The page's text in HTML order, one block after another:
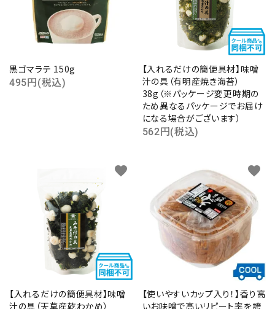
黒ゴマラテ 150g
495円(税込)
【入れるだけの簡便具材】味噌
汁の具（有明産焼き海苔）
38g（※パッケージ変更時期の
ため異なるパッケージでお届け
になる場合がございます）
562円(税込)
【入れるだけの簡便具材】味噌
汁の具（天草産乾わかめ）
favorite
【使いやすいカップ入り！】香り高
いお味噌で高いリピート率を誇
favorite